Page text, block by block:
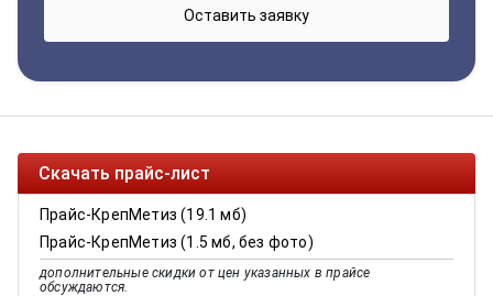
Скачать прайс-лист
Прайс-КрепМетиз (19.1 мб)
Прайс-КрепМетиз (1.5 мб, без фото)
дополнительные скидки от цен указанных в прайсе
обсуждаются.